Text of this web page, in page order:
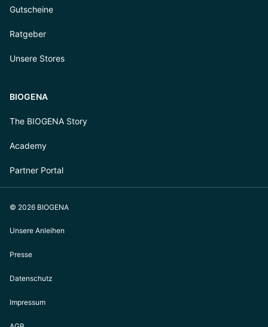
Gutscheine
Ratgeber
Unsere Stores
BIOGENA
The BIOGENA Story
Academy
Partner Portal
© 2026 BIOGENA
Unsere Anleihen
Presse
Datenschutz
Impressum